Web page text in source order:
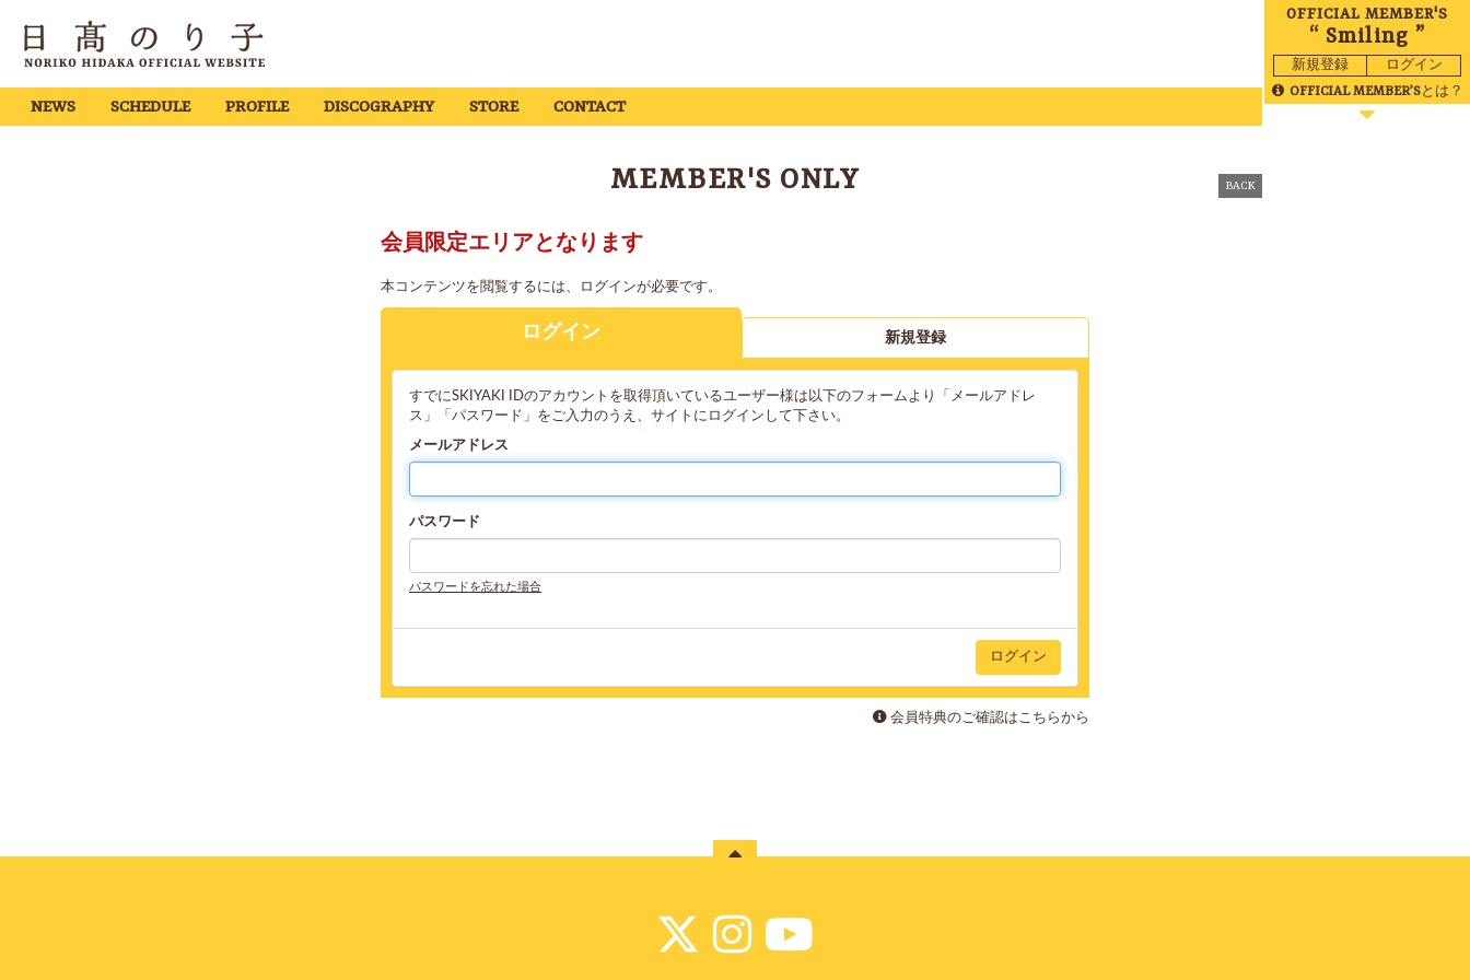
NEWS SCHEDULE PROFILE DISCOGRAPHY STORE CONTACT
OFFICIAL MEMBER'S
“ Smiling ”
新規登録 ログイン
OFFICIAL MEMBER’Sとは？
MEMBER'S ONLY BACK
会員限定エリアとなります
本コンテンツを閲覧するには、ログインが必要です。
ログイン 新規登録
すでにSKIYAKI IDのアカウントを取得頂いているユーザー様は以下のフォームより「メールアドレ
ス」「パスワード」をご入力のうえ、サイトにログインして下さい。
メールアドレス
パスワード
パスワードを忘れた場合
会員特典のご確認はこちらから